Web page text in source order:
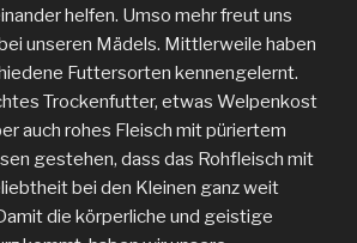
helfen. Umso mehr freut uns
unseren Mädels. Mittlerweile haben
Futtersorten kennengelernt.
Trockenfutter, etwas Welpenkost
auch rohes Fleisch mit püriertem
gestehen, dass das Rohfleisch mit
bei den Kleinen ganz weit
die körperliche und geistige